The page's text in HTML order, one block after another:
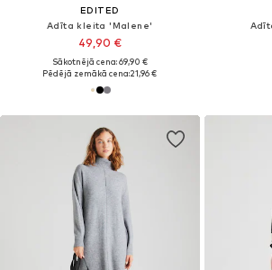
EDITED
Adīta kleita 'Malene'
49,90 €
Sākotnējā cena: 69,90 €
Pēdējā zemākā cena:21,96 €